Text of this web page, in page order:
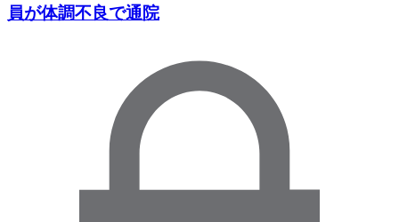
員が体調不良で通院